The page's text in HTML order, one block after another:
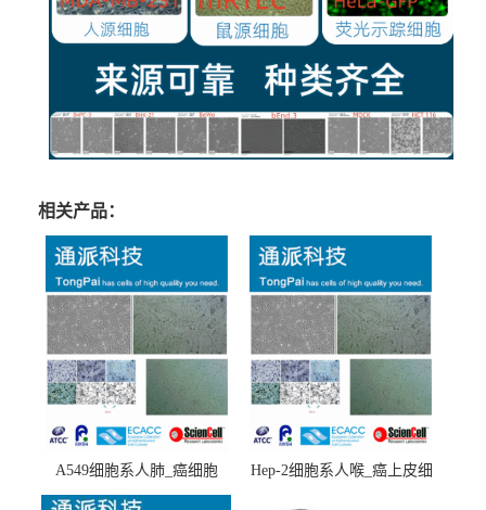
相关产品：
A549细胞系人肺_癌细胞
(A549细胞)
Hep-2细胞系人喉_癌上皮细